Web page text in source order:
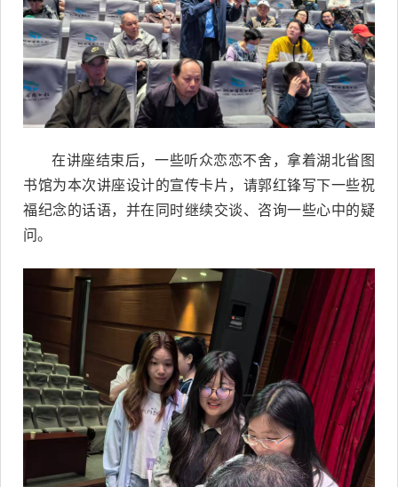
在讲座结束后，一些听众恋恋不舍，拿着湖北省图
书馆为本次讲座设计的宣传卡片，请郭红锋写下一些祝
福纪念的话语，并在同时继续交谈、咨询一些心中的疑
问。